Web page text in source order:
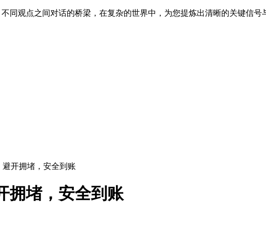
同观点之间对话的桥梁，在复杂的世界中，为您提炼出清晰的关键信号
开拥堵，安全到账
拥堵，安全到账